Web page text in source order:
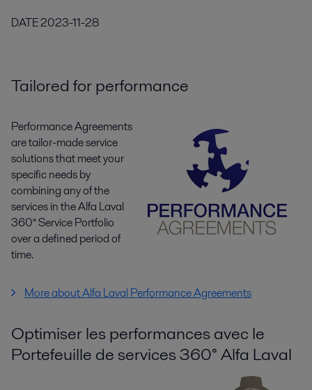
DATE2023-11-28
Tailored for performance
Performance Agreements
are tailor-made service
solutions that meet your
specific needs by
combining any of the
services in the Alfa Laval
360° Service Portfolio
over a defined period of
time.
More about Alfa Laval Performance Agreements
Optimiser les performances avec le
Portefeuille de services 360° Alfa Laval